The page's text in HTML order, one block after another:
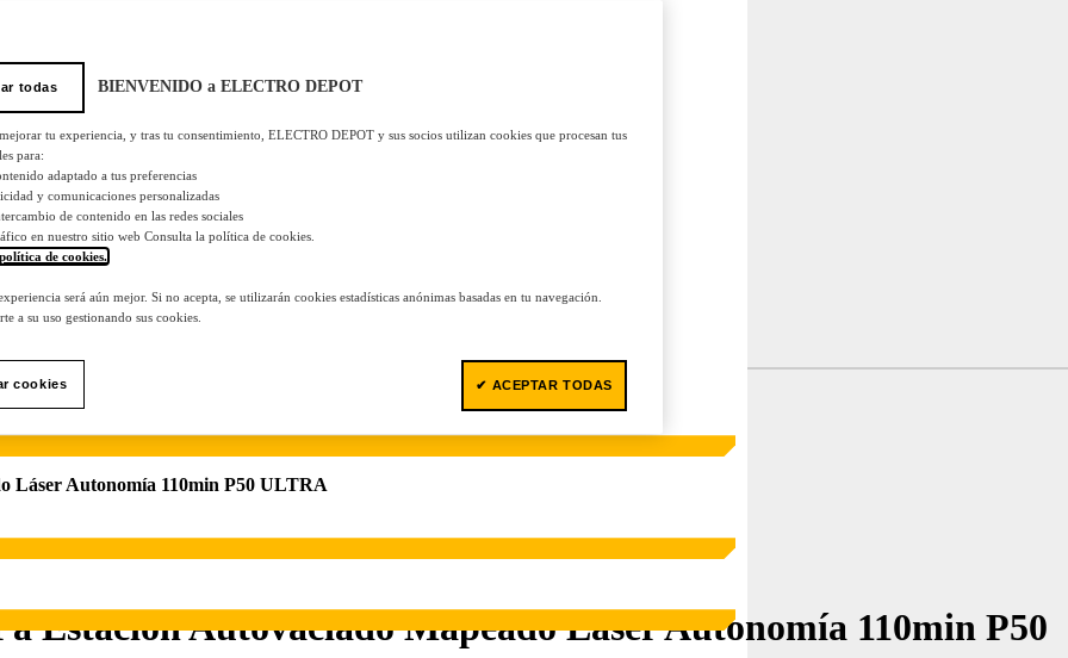
Láser Autonomía 110min P50 ULTRA
Estación Autovaciado Mapeado Láser Autonomía 110min P50
todas BIENVENIDO a ELECTRO DEPOT
tu experiencia, y tras tu consentimiento, ELECTRO DEPOT y sus socios utilizan cookies que procesan tus
para:
adaptado a tus preferencias
y comunicaciones personalizadas
de contenido en las redes sociales
en nuestro sitio web Consulta la política de cookies.
de cookies.
será aún mejor. Si no acepta, se utilizarán cookies estadísticas anónimas basadas en tu navegación.
a su uso gestionando sus cookies.
cookies ✔ ACEPTAR TODAS